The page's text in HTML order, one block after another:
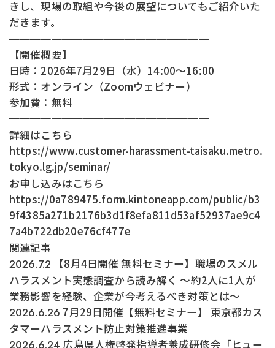
きし、現場の取組や今後の展望についてもご紹介いた
だきます。
━━━━━━━━━━━━━━━━━━━
【開催概要】
日時：2026年7月29日（水）14:00～16:00
形式：オンライン（Zoomウェビナー）
参加費：無料
━━━━━━━━━━━━━━━━━━━
詳細はこちら
https://www.customer-harassment-taisaku.metro.
tokyo.lg.jp/seminar/
お申し込みはこちら
https://0a789475.form.kintoneapp.com/public/b3
9f4385a271b2176b3d1f8efa811d53af52937ae9c4
7a4b722db20e76cf477e
関連記事
2026.7.2 【8月4日開催 無料セミナー】職場のスメル
ハラスメント実態調査から読み解く ～約2人に1人が
業務影響を経験、企業が今考えるべき対策とは～
2026.6.26 7月29日開催【無料セミナー】 東京都カス
タマーハラスメント防止対策推進事業
2026.6.24 広島県人権啓発指導者養成研修会「ヒュー